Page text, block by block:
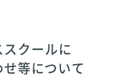
スクールに
等について